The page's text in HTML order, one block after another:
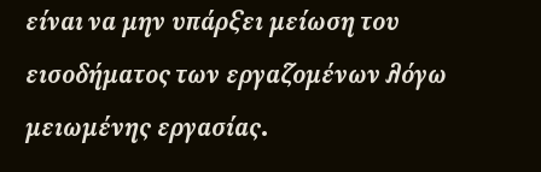
είναι να μην υπάρξει μείωση του
εισοδήματος των εργαζομένων λόγω
μειωμένης εργασίας.